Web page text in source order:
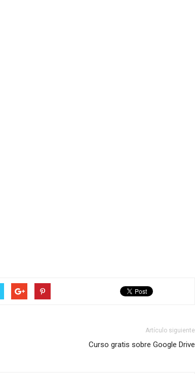
Artículo siguiente
Curso gratis sobre Google Drive